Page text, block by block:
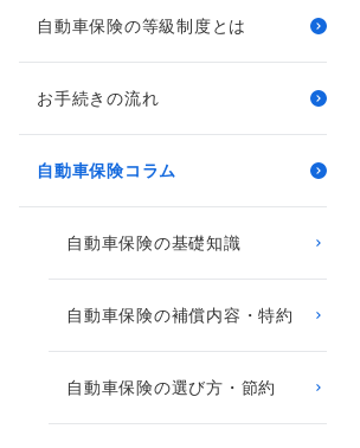
自動車保険の等級制度とは
お手続きの流れ
自動車保険コラム
自動車保険の基礎知識
自動車保険の補償内容・特約
自動車保険の選び方・節約